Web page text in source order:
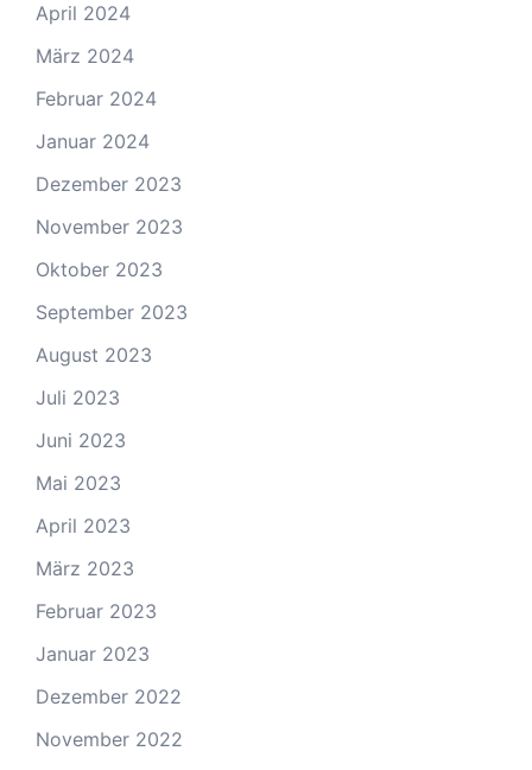
April 2024
März 2024
Februar 2024
Januar 2024
Dezember 2023
November 2023
Oktober 2023
September 2023
August 2023
Juli 2023
Juni 2023
Mai 2023
April 2023
März 2023
Februar 2023
Januar 2023
Dezember 2022
November 2022